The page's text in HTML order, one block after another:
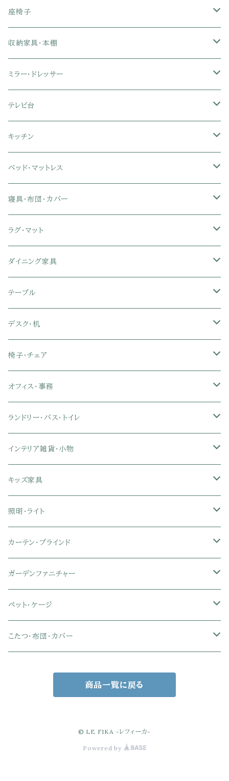
1人掛けソファ
2人掛けソファ
3人掛けソファ
フロアソファ・ローソファ
ソファベッド
カウチソファ・コーナーソファ
リクライニングソファ
スツール・オットマン
クッションソファ
革・レザー・合皮ソファ
布張り・ファブリックソファ
ソファカバー
座椅子
1人掛け座椅子
2人掛け座椅子
リクライニング座椅子
肘付き座椅子
座椅子カバー
ポケットコイル座椅子
収納家具・本棚
カラーボックス
本棚・書棚
衣類・タンス・チェスト
ハンガーラック
ラック・シェルフ
スチールラック・メタルラック
衣装ケース・壁面収納・ワードローブ
キャビネット・サイドボード
ランドリー・トイレ収納
玄関収納
突っ張り棚・突っ張りラック
ミラー・ドレッサー
ドレッサー・鏡台
ミラー・スタンドミラー
テレビ台
壁面収納・ハイタイプテレビ台
ミドルタイプテレビ台
ロータイプテレビ台
コーナーテレビ台
伸縮テレビ台
テレビスタンド
サイドチェスト
幅90cm以下テレビ台
幅91～120cmテレビ台
幅121～150cmテレビ台
幅151～180cmテレビ台
キッチン
食器棚・キッチンボード
レンジ台
キッチンワゴン
キッチンカウンター
キッチンラック・冷蔵庫ラック
隙間収納
キッチンマット
キッチン用品
キッチン家電
ベッド・マットレス
ローベッド
セミシングル
シングル
収納付きベッド
セミシングル
シングル
パネルベッド
セミシングル
シングル
すのこベッド
セミシングル
シングル
脚付きマットレス
セミシングル
シングル
パイプベッド
ロフトベッド
2段ベッド
折りたたみベッド
ソファベッド
マットレス
セミシングル
シングル
セミシングル
シングル
セミダブル
ダブル
寝具・布団・カバー
掛け布団
敷き布団
布団セット
枕
タオルケット・ガーゼケット
ブランケット・毛布
布団カバー・敷きパッド
ひんやりマット（冷却マット）
こたつ布団
シングル
セミダブル
ダブル
クイーン
キング
ラグ・マット
ラグ・カーペット
玄関マット
キッチンマット
フローリングマット
ジョイントマット
ダイニング家具
ダイニングテーブル
ダイニングチェア・ベンチ
ダイニングテーブルセット
2人用ダイニングテーブルセット
4人用ダイニングテーブルセット
6人用ダイニングテーブルセット
木製ダイニング
スチール脚ダイニング
テーブル
サイドテーブル
ウッドテーブル
センターテーブル
ガラステーブル
カウンターテーブル
伸縮式テーブル
デスク・机
パソコン・オフィスデスク
L字デスク
収納付きデスク
キーボードスライダー付きデスク
学習机
ツインデスク
デスクセット
サイドワゴン・チェスト
木製デスク
ガラスデスク
幅101～120cmデスク
幅121～160cmデスク
椅子・チェア
ダイニングチェア・ベンチ
オフィスチェア
リクライニングチェア
ハイバックオフィスチェア
メッシュオフィスチェア
リビングチェア
スツール・オットマン
学習椅子
ファブリックチェア
革・レザー・合皮チェア
スチール脚チェア
木脚チェア
オフィス・事務
オフィスチェア
オフィスデスク
オフィス収納
オフィス雑貨
オフィス家電
ランドリー・バス・トイレ
ランドリーラック
タオルハンガー
洗濯カゴ・ワゴン
物干しスタンド
トイレ用品
トイレットペーパーホルダー
バス用品・バスマット
インテリア雑貨・小物
タオル
食器・食器スタンド
キャニスター・ディスペンサー
コーヒーサーバー
エコバッグ
玄関小物・傘
キッズ家具
絵本ラック・本棚
ラック・ランドセルラック
おもちゃ・キッズ収納
学習机・学習椅子
チェア・ベビーチェア・ソファ
その他のキッズ家具
照明・ライト
シーリングライト
シーリングファンライト
ペンダントライト
スポットライト
カーテン・ブラインド
ドレープカーテン
レースカーテン
カーテンセット
ガーデンファニチャー
ガーデンフェンス・アーチ
ガーデンテーブル・チェア・ベンチ
サンシェード・日よけ
ペット・ケージ
ケージ
こたつ・布団・カバー
商品一覧に戻る
© LE FIKA -レフィーカ-
Powered by